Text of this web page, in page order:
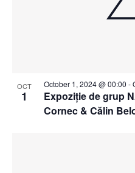
OCT
1
Expoziție de grup
Cornec & Călin
October 1, 2024 @ 00:00 -